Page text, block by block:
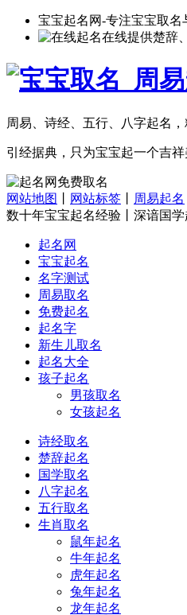
宝宝起名网-专注宝宝取名
在线提供楚辞
周易、诗经、五行、八字起名
引经据典，只为宝宝起一个吉祥
网站地图 网站标签
周易起名
数十年宝宝起名经验丨深谙国
起名网
宝宝起名
名字测试
周易取名
免费起名
起名字
新生儿取名
起名大全
孩子起名
男孩取名
女孩起名
诗经取名
楚辞起名
国学取名
八字起名
五行取名
生肖取名
鼠年起名
牛年起名
虎年起名
兔年起名
龙年起名